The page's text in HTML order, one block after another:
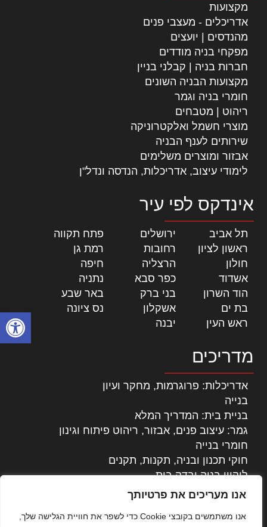
פתח
אנו מעריכים את פרטיותך
אנו משתמשים בקובצי Cookie כדי לשפר את חוויית הגלישה שלך,
מקצועות
אדריכלים - מעצבי פנים
מהנדסים | יועצים
מפקחי בניה מודדים
חברות בניה | קבלני בניין
מקצועות הבניה השונים
חומרי בניה וגמר
ריהוט | מטבחים
מוצרי חשמל ואלקטרוניקה
שירותים לענף הבניה
אבזור ומוצרים משלימים
לימודי עיצוב, אדריכלות, הנדסה ונדל"ן
אינדקס לפי עיר
תל אביב ירושלים פתח תקווה
ראשון לציון
רחובות רמת גן
חולון
הרצליה חיפה
אשדוד
כפר סבא נתניה
הוד השרון
בני ברק באר שבע
בת ים
אשקלון נס ציונה
ראש העין
יבנה
מדריכים
אדריכלות: פרוגרמות, מחקר ועיון
בנייה
בניית בית: המדריך המלא
גמר: עיצוב פנים, אבזור, ריהוט פיתוח וגינון
חומרי בנייה
חוקי תכנון ובניה, תקנות, תקנים
ליקויי בניה ובדק בית
נדל"ן: זכויות, אגרות ועסקאות
עקרונות ניהול אחזקה מתקדמות